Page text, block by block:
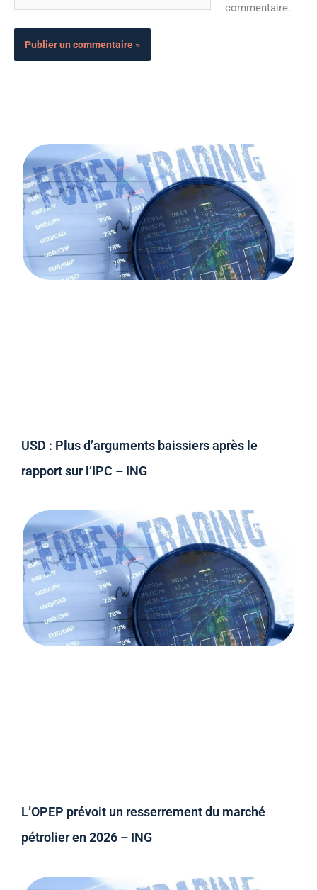
commentaire.
USD : Plus d’arguments baissiers après le
rapport sur l’IPC – ING
L’OPEP prévoit un resserrement du marché
pétrolier en 2026 – ING